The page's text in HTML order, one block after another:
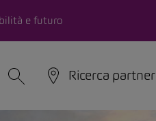
e futuro
Ricerca partner